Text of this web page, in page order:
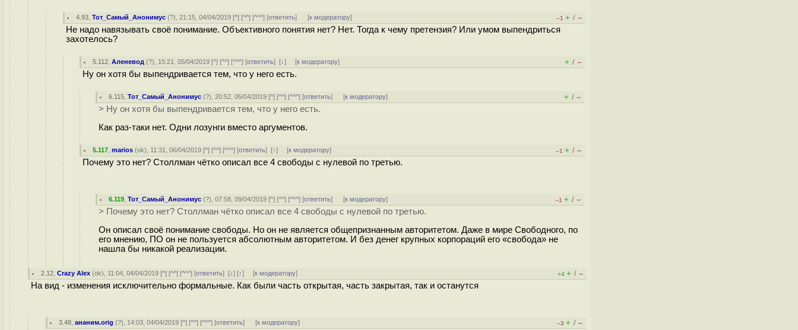
4.93 ,Тот_Самый_Анонимус (?), 21:15, 04/04/2019 [^] [^^] [^^^] [ответить] [к модератору] –1 + / –
Не надо навязывать своё понимание. Объективного понятия нет? Нет. Тогда к чему претензия? Или умом выпендриться
захотелось?
5.112 ,Аленевод (?), 15:21, 05/04/2019 [^] [^^] [^^^] [ответить][↓] [к модератору] + / –
Ну он хотя бы выпендривается тем, что у него есть.
6.115 ,Тот_Самый_Анонимус (?), 20:52, 05/04/2019 [^] [^^] [^^^] [ответить] [к модератору] + / –
> Ну он хотя бы выпендривается тем, что у него есть.
Как раз-таки нет. Одни лозунги вместо аргументов.
5.117 ,marios (ok), 11:31, 06/04/2019 [^] [^^] [^^^] [ответить][↑] [к модератору] –1 + / –
Почему это нет? Столлман чётко описал все 4 свободы с нулевой по третью.
6.119 ,Тот_Самый_Анонимус (?), 07:58, 09/04/2019 [^] [^^] [^^^] [ответить] [к модератору] –1 + / –
> Почему это нет? Столлман чётко описал все 4 свободы с нулевой по третью.
Он описал своё понимание свободы. Но он не является общепризнанным авторитетом. Даже в мире Свободного, по
его мнению, ПО он не пользуется абсолютным авторитетом. И без денег крупных корпораций его «свобода» не
нашла бы никакой реализации.
2.12 ,Crazy Alex (ok), 11:04, 04/04/2019 [^] [^^] [^^^] [ответить][↓] [↑] [к модератору] +4 + / –
На вид - изменения исключительно формальные. Как были часть открытая, часть закрытая, так и останутся
3.48 ,ананим.orig (?), 14:03, 04/04/2019 [^] [^^] [^^^] [ответить] [к модератору] –3 + / –